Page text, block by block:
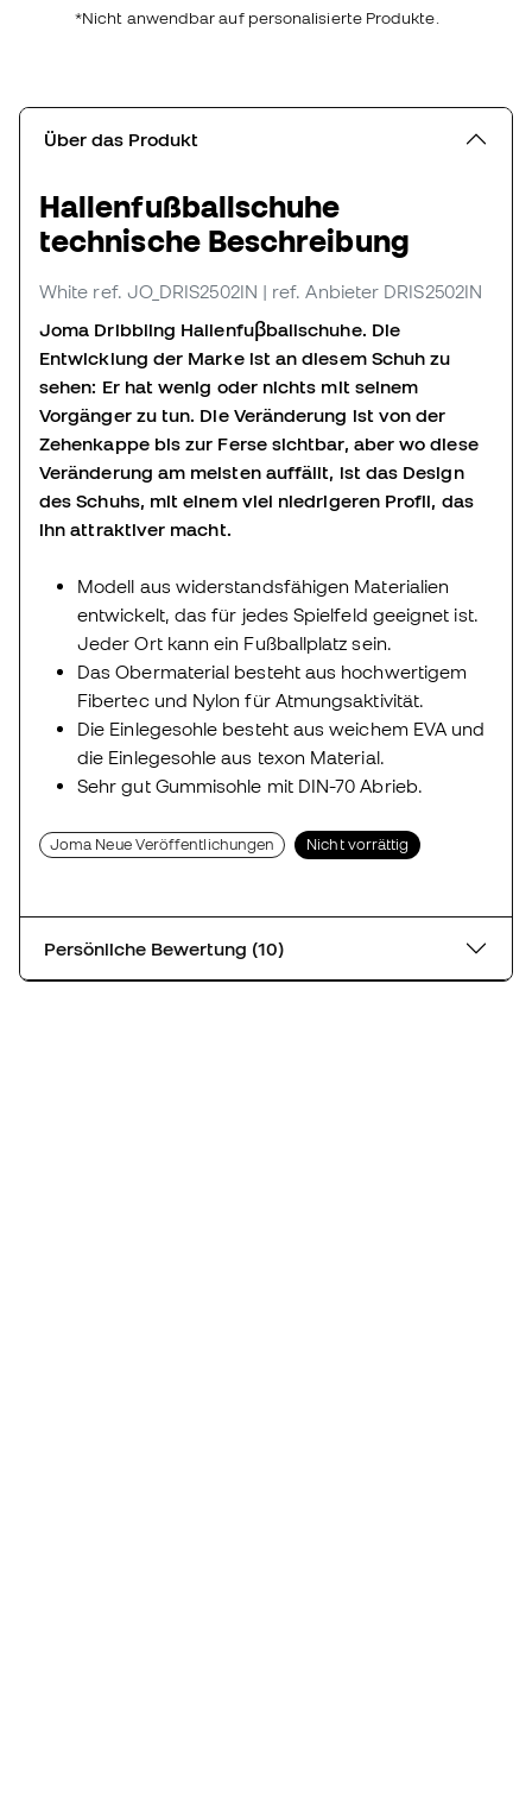
*Nicht anwendbar auf personalisierte Produkte.
Über das Produkt
Hallenfußballschuhe
technische Beschreibung
White ref. JO_DRIS2502IN | ref. Anbieter DRIS2502IN
Joma Dribbling Hallenfuβballschuhe. Die
Entwicklung der Marke ist an diesem Schuh zu
sehen: Er hat wenig oder nichts mit seinem
Vorgänger zu tun. Die Veränderung ist von der
Zehenkappe bis zur Ferse sichtbar, aber wo diese
Veränderung am meisten auffällt, ist das Design
des Schuhs, mit einem viel niedrigeren Profil, das
ihn attraktiver macht.
Modell aus widerstandsfähigen Materialien
entwickelt, das für jedes Spielfeld geeignet ist.
Jeder Ort kann ein Fußballplatz sein.
Das Obermaterial besteht aus hochwertigem
Fibertec und Nylon für Atmungsaktivität.
Die Einlegesohle besteht aus weichem EVA und
die Einlegesohle aus texon Material.
Sehr gut Gummisohle mit DIN-70 Abrieb.
Joma Neue Veröffentlichungen Nicht vorrättig
Persönliche Bewertung (10)